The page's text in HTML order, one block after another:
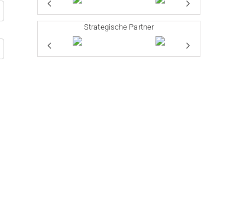
Strategische Partner